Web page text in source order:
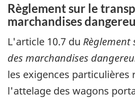
Règlement sur le
marchandises
L'article 10.7 du
des marchandises
les exigences particulières
l'attelage des wagons